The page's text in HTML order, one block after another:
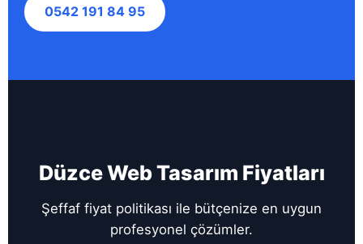
0542 191 84 95
Düzce Web Tasarım Fiyatları
Şeffaf fiyat politikası ile bütçenize en uygun
profesyonel çözümler.